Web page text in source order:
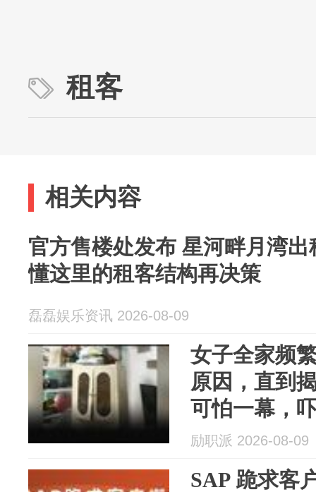
租客
相关内容
官方售楼处发布 星河畔月湾出租情况怎么样？看
懂这里的租客结构再决策
磊磊娱乐资讯 2026-08-09
女子全家频
原因，直到
可怕一幕，
东拒绝退还
多管闲事！
励职派 2026-08-09
SAP 跪求客